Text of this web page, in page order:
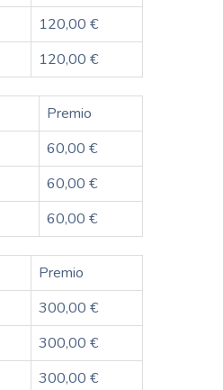
120,00 €
120,00 €
Premio
60,00 €
60,00 €
60,00 €
Premio
300,00 €
300,00 €
300,00 €